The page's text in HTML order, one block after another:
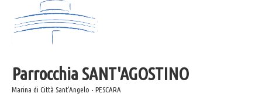
Gli incontri in parrocchia
Il Consiglio Economico
Il Comitato Festa
I Gruppi Parrocchiali
Parrocchia SANT'AGOSTINO
Marina di Città Sant'Angelo - PESCARA